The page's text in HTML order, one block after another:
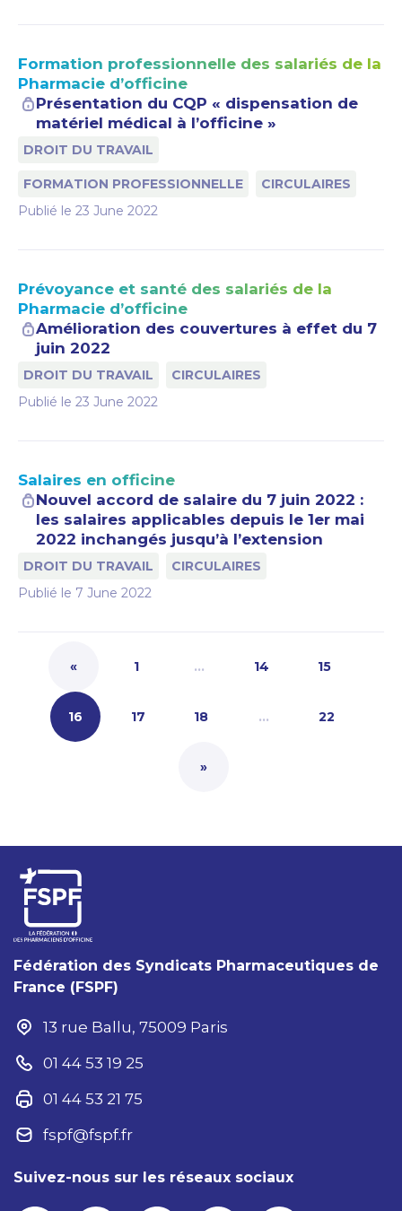
Formation professionnelle des salariés de la
Pharmacie d’officine
Présentation du CQP « dispensation de
matériel médical à l’officine »
DROIT DU TRAVAIL
FORMATION PROFESSIONNELLE
CIRCULAIRES
Publié le 23 June 2022
Prévoyance et santé des salariés de la
Pharmacie d’officine
Amélioration des couvertures à effet du 7
juin 2022
DROIT DU TRAVAIL
CIRCULAIRES
Publié le 23 June 2022
Salaires en officine
Nouvel accord de salaire du 7 juin 2022 :
les salaires applicables depuis le 1er mai
2022 inchangés jusqu’à l’extension
DROIT DU TRAVAIL
CIRCULAIRES
Publié le 7 June 2022
« 1 … 14 15
16 17 18 … 22
»
Fédération des Syndicats Pharmaceutiques de
France (FSPF)
13 rue Ballu, 75009 Paris
01 44 53 19 25
01 44 53 21 75
fspf@fspf.fr
Suivez-nous sur les réseaux sociaux